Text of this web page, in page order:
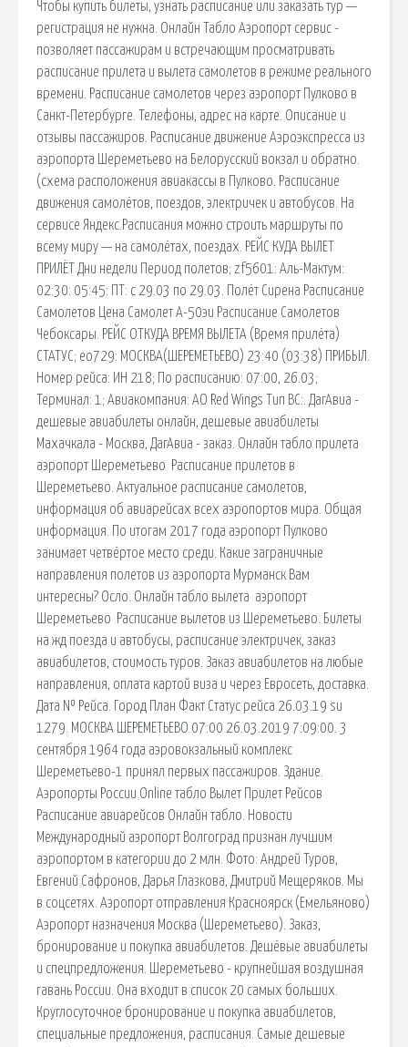
Чтобы купить билеты, узнать расписание или заказать тур —
регистрация не нужна. Онлайн Табло Аэропорт сервис -
позволяет пассажирам и встречающим просматривать
расписание прилета и вылета самолетов в режиме реального
времени. Расписание самолетов через аэропорт Пулково в
Санкт-Петербурге. Телефоны, адрес на карте. Описание и
отзывы пассажиров. Расписание движение Аэроэкспресса из
аэропорта Шереметьево на Белорусский вокзал и обратно.
(схема расположения авиакассы в Пулково. Расписание
движения самолётов, поездов, электричек и автобусов. На
сервисе Яндекс.Расписания можно строить маршруты по
всему миру — на самолётах, поездах. РЕЙС КУДА ВЫЛЕТ
ПРИЛЁТ Дни недели Период полетов; zf5601: Аль-Мактум:
02:30: 05:45: ПТ: с 29.03 по 29.03. Полёт Сирена Расписание
Самолетов Цена Самолет А-50эи Расписание Самолетов
Чебоксары. РЕЙС ОТКУДА ВРЕМЯ ВЫЛЕТА (Время прилёта)
СТАТУС; eo729: МОСКВА(ШЕРЕМЕТЬЕВО) 23:40 (03:38) ПРИБЫЛ.
Номер рейса: ИН 218; По расписанию: 07:00, 26.03;
Терминал: 1; Авиакомпания: АО Red Wings Тип ВС:. ДагАвиа -
дешевые авиабилеты онлайн, дешевые авиабилеты
Махачкала - Москва, ДагАвиа - заказ. Онлайн табло прилета ️
аэропорт Шереметьево ️ Расписание прилетов в
Шереметьево. Актуальное расписание самолетов,
информация об авиарейсах всех аэропортов мира. Общая
информация. По итогам 2017 года аэропорт Пулково
занимает четвёртое место среди. Какие заграничные
направления полетов из аэропорта Мурманск Вам
интересны? Осло. Онлайн табло вылета ️ аэропорт
Шереметьево ️ Расписание вылетов из Шереметьево. Билеты
на жд поезда и автобусы, расписание электричек, заказ
авиабилетов, стоимость туров. Заказ авиабилетов на любые
направления, оплата картой виза и через Евросеть, доставка.
Дата № Рейса. Город План Факт Статус рейса 26.03.19 su
1279. МОСКВА ШЕРЕМЕТЬЕВО 07:00 26.03.2019 7:09:00. 3
сентября 1964 года аэровокзальный комплекс
Шереметьево-1 принял первых пассажиров. Здание.
Аэропорты России Online табло Вылет Прилет Рейсов
Расписание авиарейсов Онлайн табло. Новости
Международный аэропорт Волгоград признан лучшим
аэропортом в категории до 2 млн. Фото: Андрей Туров,
Евгений Сафронов, Дарья Глазкова, Дмитрий Мещеряков. Мы
в соцсетях. Аэропорт отправления Красноярск (Емельяново)
Аэропорт назначения Москва (Шереметьево). Заказ,
бронирование и покупка авиабилетов. Дешёвые авиабилеты
и спецпредложения. Шереметьево - крупнейшая воздушная
гавань России. Она входит в список 20 самых больших.
Круглосуточное бронирование и покупка авиабилетов,
специальные предложения, расписания. Самые дешевые